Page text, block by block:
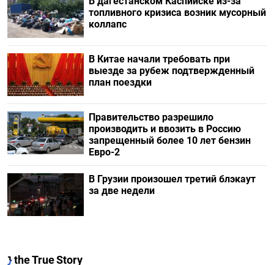
топливного кризиса возник мусорный
коллапс
В Китае начали требовать при
выезде за рубеж подтвержденный
план поездки
Правительство разрешило
производить и ввозить в Россию
запрещенный более 10 лет бензин
Евро-2
В Грузии произошел третий блэкаут
за две недели